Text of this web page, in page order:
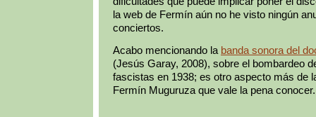
la web de Fermín aún no he visto ningún
conciertos.
Acabo mencionando la banda sonora del
(Jesús Garay, 2008), sobre el bombardeo
fascistas en 1938; es otro aspecto más de
Fermín Muguruza que vale la pena conocer.